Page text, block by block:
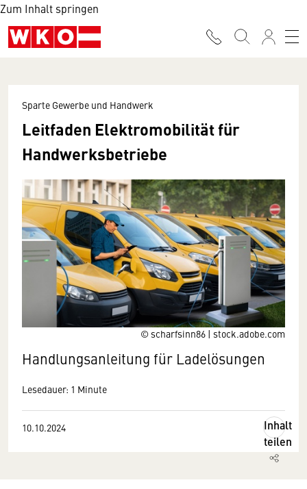
Zum Inhalt springen
© scharfsinn86 | stock.adobe.com
Sparte Gewerbe und Handwerk
Leitfaden Elektromobilität für
Handwerksbetriebe
Handlungsanleitung für Ladelösungen
Lesedauer: 1 Minute
10.10.2024
Inhalt
teilen